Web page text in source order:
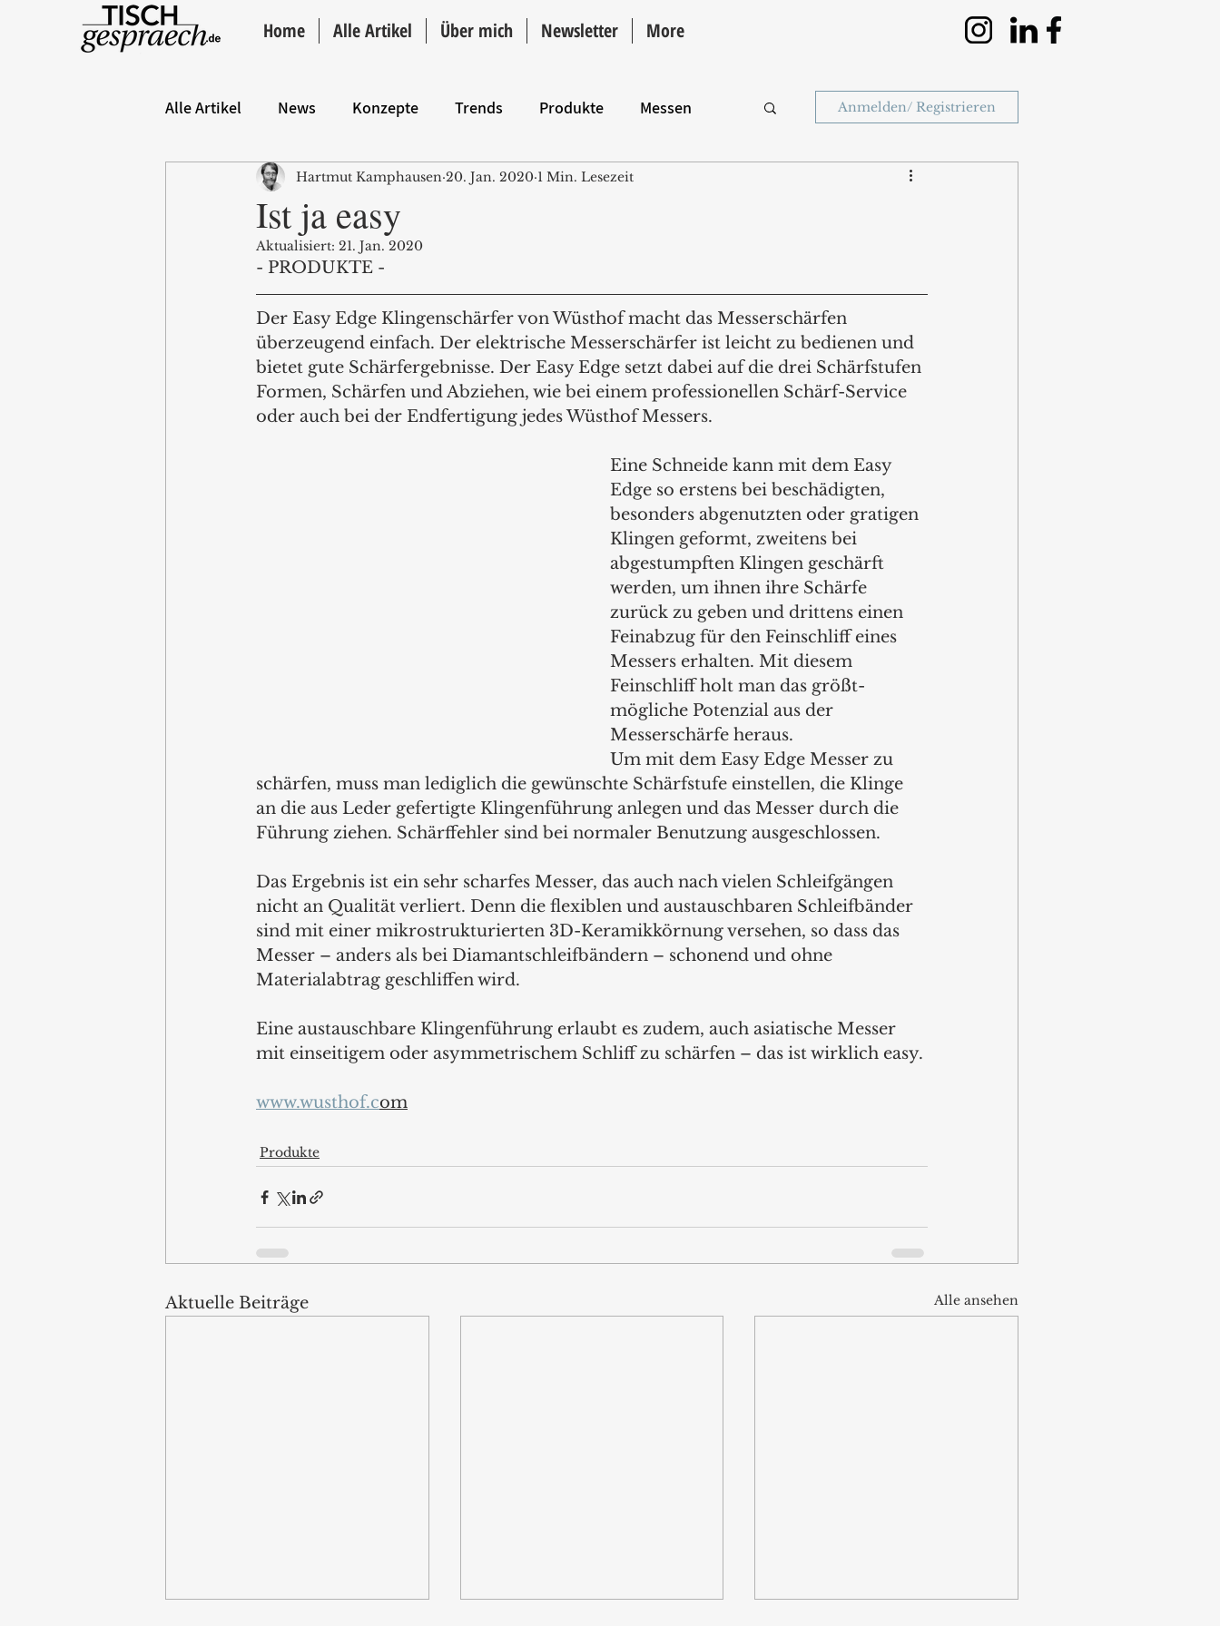
Home Alle Artikel Über mich Newsletter More
Alle Artikel News Konzepte Trends Produkte Messen
Hintergrund ANZEIGE Intro
Anmelden/ Registrieren
Ist ja easy
Hartmut Kamphausen 20. Jan. 2020 1 Min. Lesezeit
Aktualisiert: 21. Jan. 2020
- PRODUKTE -
Der Easy Edge Klingenschärfer von Wüsthof macht das Messerschärfen
überzeugend einfach. Der elektrische Messerschärfer ist leicht zu bedienen und
bietet gute Schärfergebnisse. Der Easy Edge setzt dabei auf die drei Schärfstufen
Formen, Schärfen und Abziehen, wie bei einem professionellen Schärf-Service
oder auch bei der Endfertigung jedes Wüsthof Messers.
Eine Schneide kann mit dem Easy
Edge so erstens bei beschädigten,
besonders abgenutzten oder gratigen
Klingen geformt, zweitens bei
abgestumpften Klingen geschärft
werden, um ihnen ihre Schärfe
zurück zu geben und drittens einen
Feinabzug für den Feinschliff eines
Messers erhalten. Mit diesem
Feinschliff holt man das größt-
mögliche Potenzial aus der
Messerschärfe heraus.
Um mit dem Easy Edge Messer zu
schärfen, muss man lediglich die gewünschte Schärfstufe einstellen, die Klinge
an die aus Leder gefertigte Klingenführung anlegen und das Messer durch die
Führung ziehen. Schärffehler sind bei normaler Benutzung ausgeschlossen.
Das Ergebnis ist ein sehr scharfes Messer, das auch nach vielen Schleifgängen
nicht an Qualität verliert. Denn die flexiblen und austauschbaren Schleifbänder
sind mit einer mikrostrukturierten 3D-Keramikkörnung versehen, so dass das
Messer – anders als bei Diamantschleifbändern – schonend und ohne
Materialabtrag geschliffen wird.
Eine austauschbare Klingenführung erlaubt es zudem, auch asiatische Messer
mit einseitigem oder asymmetrischem Schliff zu schärfen – das ist wirklich easy.
www.wusthof.com
Produkte
Aktuelle Beiträge Alle ansehen